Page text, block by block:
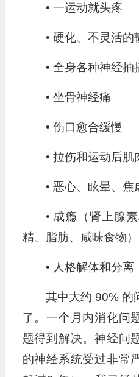
• 一运动就头疼
• 硬化、不灵活
• 全身各种神经抽
• 坐骨神经痛
• 伤口愈合缓慢
• 拉伤和运动后肌
• 恶心、眩晕、焦
• 成瘾（肾上腺
精、脂肪、咸味食物）
• 人格解体和分离
其中大约 90% 的
了。一个月内消化问
题得到解决。神经问
的神经系统受过非常